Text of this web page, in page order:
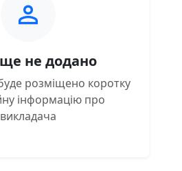
не додано
розміщено коротку
інформацію про
викладача